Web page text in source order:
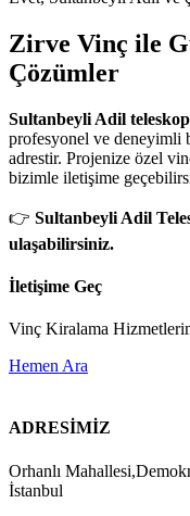
Zirve Vinç ile
Çözümler
Sultanbeyli Adil
profesyonel ve deneyimli
adrestir. Projenize özel
bizimle iletişime
👉 Sultanbeyli Adil
ulaşabilirsiniz.
İletişime Geç
Vinç Kiralama
Hemen Ara
ADRESİMİZ
Orhanlı
İstanbul